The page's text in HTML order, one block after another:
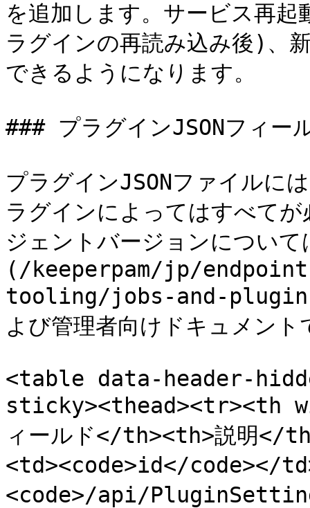
を追加します。サービス再
ラグインの再読み込み後)、
できるようになります。
### プラグインJSONフィー
プラグインJSONファイルに
ラグインによってはすべて
ジェントバージョンについ
(/keeperpam/jp/
tooling/jobs-and-
よび管理者向けドキュメン
<table data-header-
sticky><thead><tr><th
ィールド</th><th>説明
<td><code>id</code></
<code>/api/